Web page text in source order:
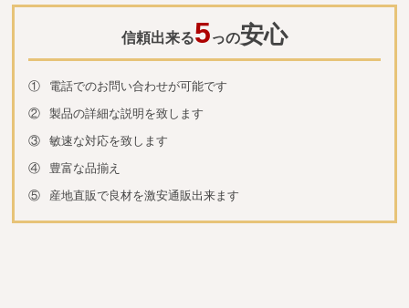
信頼出来る5っの安心
①
電話でのお問い合わせが可能です
②
製品の詳細な説明を致します
③
敏速な対応を致します
④
豊富な品揃え
⑤
産地直販で良材を激安通販出来ます